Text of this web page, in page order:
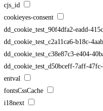
cjs_id
cookieyes-consent
dd_cookie_test_90f4dfa2-eadd-
dd_cookie_test_c2a11ca6-b18c-
dd_cookie_test_c38e87c3-e404-
dd_cookie_test_d50bceff-7aff-
entval
fontsCssCache
i18next